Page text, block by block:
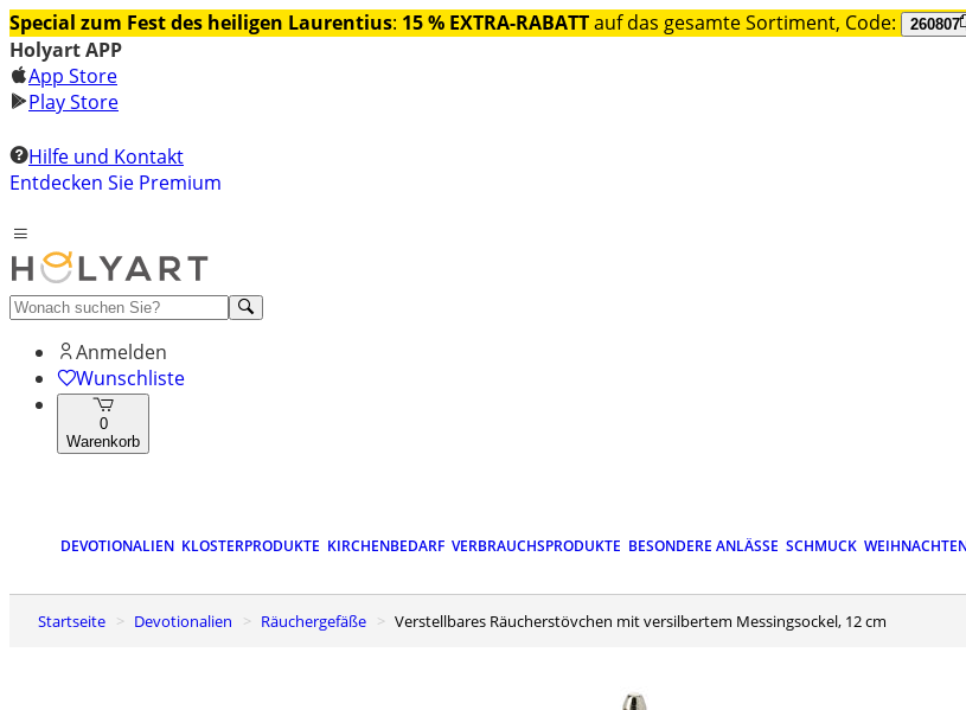
Special zum Fest des heiligen Laurentius: 15 % EXTRA-RABATTauf das gesamte Sortiment, Code: 260807
Holyart APP
App Store
Play Store
Hilfe und Kontakt
Entdecken Sie Premium
Anmelden
Wunschliste
0
Warenkorb
DEVOTIONALIEN KLOSTERPRODUKTE KIRCHENBEDARF VERBRAUCHSPRODUKTE BESONDERE ANLÄSSE SCHMUCK
Startseite Devotionalien Räuchergefäße Verstellbares Räucherstövchen mit versilbertem Messingsockel, 12 cm